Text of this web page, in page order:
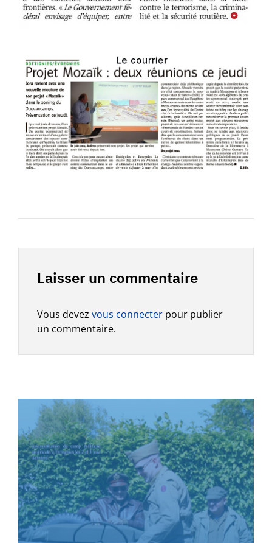
Laisser un commentaire
Vous devez vous connecter pour publier
un commentaire.